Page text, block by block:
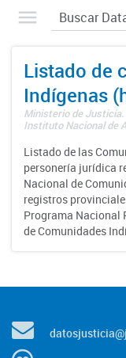
Listado de
Indígenas
Ministerio de
Instituto Nacional de
Listado de las
personería jurídica
Nacional de
registros
Programa Nacional
de Comunidades